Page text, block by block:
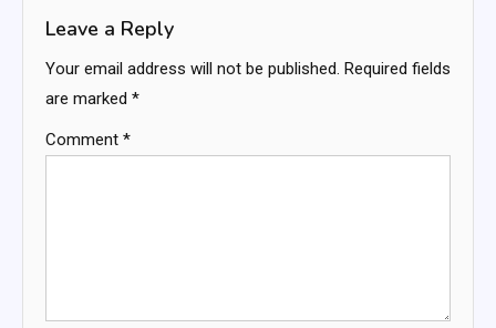
Leave a Reply
Your email address will not be published. Required fields
are marked *
Comment *